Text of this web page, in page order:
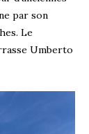
par son
Le
Umberto